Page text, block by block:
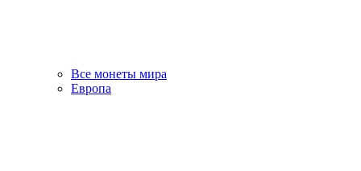
Все монеты мира
Европа